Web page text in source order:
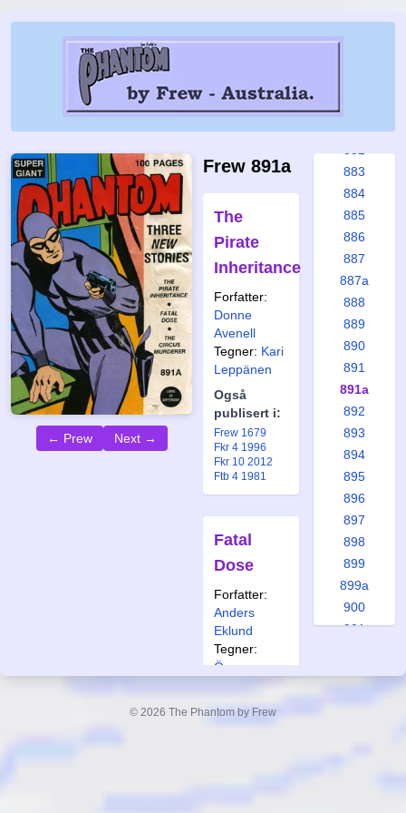
← Prew Next →
Frew 891a
The
Pirate
Inheritance
Forfatter:
Donne
Avenell
Tegner: Kari
Leppänen
Også
publisert i:
Frew 1679
Fkr 4 1996
Fkr 10 2012
Ftb 4 1981
Fatal
Dose
Forfatter:
Anders
Eklund
Tegner:
Özcan
Eralp/Bertil
877
883
884
885
886
887
887a
888
889
890
891
891a
892
893
894
895
896
897
898
899
899a
900
901
© 2026 The Phantom by Frew